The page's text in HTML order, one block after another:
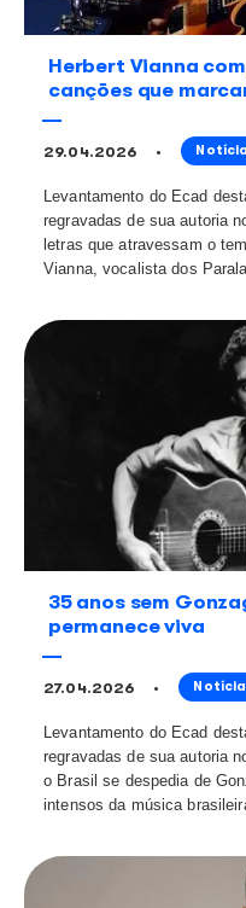
abrir caminhos para
Show de
por respeitar
autorais
30.04.2026
O Ecad (Escritório
um acordo com a
realização do show